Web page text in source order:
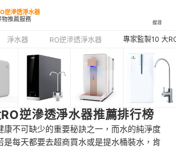
逆滲透淨水器
物推薦服務
搜尋
淨水器 RO逆滲透淨水器 專家監製10 大
逆滲透淨水器推薦排行榜
康不可缺少的重要秘訣之一，而水的純淨度
是每天都要去超商買水或是提水桶裝水，肯